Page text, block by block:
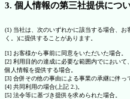
3. 個人情報の第三社提供につ
(1) 当社は、次のいずれかに該当する場合、
く。)に提供することがあります。
[1] お客様から事前に同意をいただいた場合。
[2] 利用目的の達成に必要な範囲内でにおい
個人情報を提供する場合。
[3] 合併その他の事由による事業の承継に伴っ
[4] 共同利用の場合(上記 2.)。
[5] 法令等に基づき提供を求められた場合。